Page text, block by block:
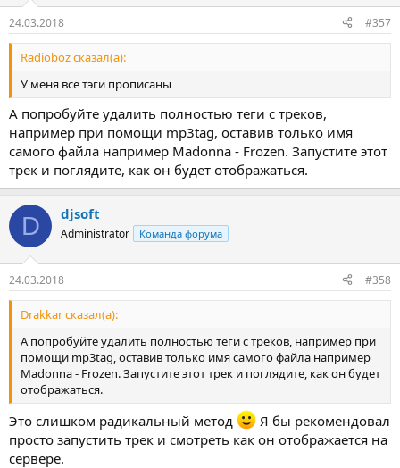
24.03.2018 #357
Radioboz сказал(а):
У меня все тэги прописаны
А попробуйте удалить полностью теги с треков,
например при помощи mp3tag, оставив только имя
самого файла например Madonna - Frozen. Запустите этот
трек и поглядите, как он будет отображаться.
D djsoft
Administrator Команда форума
24.03.2018 #358
Drakkar сказал(а):
А попробуйте удалить полностью теги с треков, например при
помощи mp3tag, оставив только имя самого файла например
Madonna - Frozen. Запустите этот трек и поглядите, как он будет
отображаться.
Это слишком радикальный метод
Я бы рекомендовал
просто запустить трек и смотреть как он отображается на
сервере.